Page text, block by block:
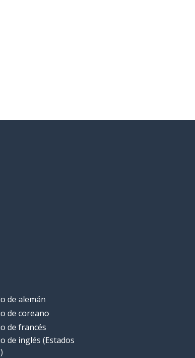
de alemán
de coreano
de francés
de inglés (Estados